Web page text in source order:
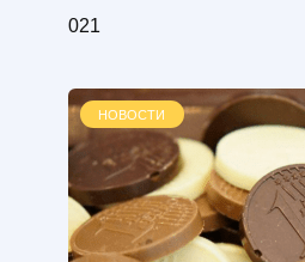
021
НОВОСТИ